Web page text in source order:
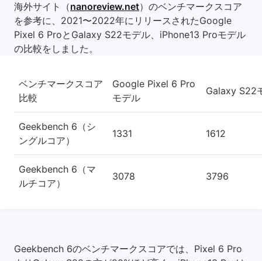
海外サイト（nanoreview.net）のベンチマークスコア
を参考に、2021〜2022年にリリースされたGoogle
Pixel 6 ProとGalaxy S22モデル、iPhone13 Proモデル
の比較をしました。
ベンチマークスコア
比較
Google Pixel 6 Pro
モデル
Galaxy S22
Geekbench 6（シ
ングルコア）
1331 1612
Geekbench 6（マ
ルチコア）
3078 3796
Geekbench 6のベンチマークスコアでは、Pixel 6 Pro